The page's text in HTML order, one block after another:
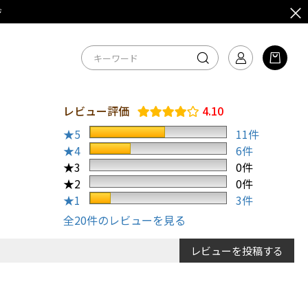
レビュー評価
4.10
★5
11件
★4
6件
★3
0件
★2
0件
★1
3件
全20件のレビューを見る
レビューを投稿する